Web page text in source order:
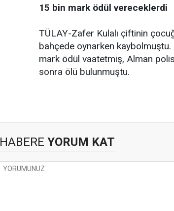
15 bin mark ödül vereceklerdi
TÜLAY-Zafer Kulalı çiftinin
bahçede oynarken kaybolmuştu.
mark ödül vaatetmiş, Alman
sonra ölü bulunmuştu.
HABERE YORUM KAT